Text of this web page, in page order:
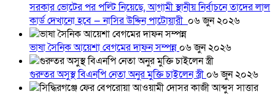
সরকার ভোটের পর পল্টি নিয়েছে, আগামী স্থানীয় নির্বাচনে তাদের লাল
কার্ড দেখানো হবে — নাসির উদ্দিন পাটোয়ারী ০৬ জুন ২০২৬
ভাষা সৈনিক আয়েশা বেগমের দাফন সম্পন্ন ০৬ জুন ২০২৬
গুরুতর অসুস্থ বিএনপি নেতা অনুর মুক্তি চাইলেন স্ত্রী০৬ জুন ২০২৬